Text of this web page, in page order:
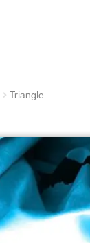
Triangle